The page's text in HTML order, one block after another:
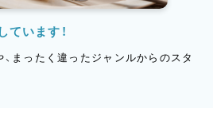
ています！
まったく違ったジャンルからのスタ